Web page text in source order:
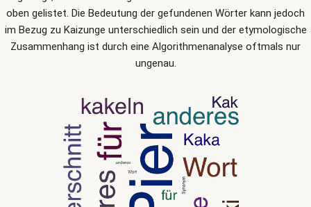
oben gelistet. Die Bedeutung der gefundenen Wörter kann jedoch
im Bezug zu Kaizunge unterschiedlich sein und der etymologische
Zusammenhang ist durch eine Algorithmenanalyse oftmals nur
ungenau.